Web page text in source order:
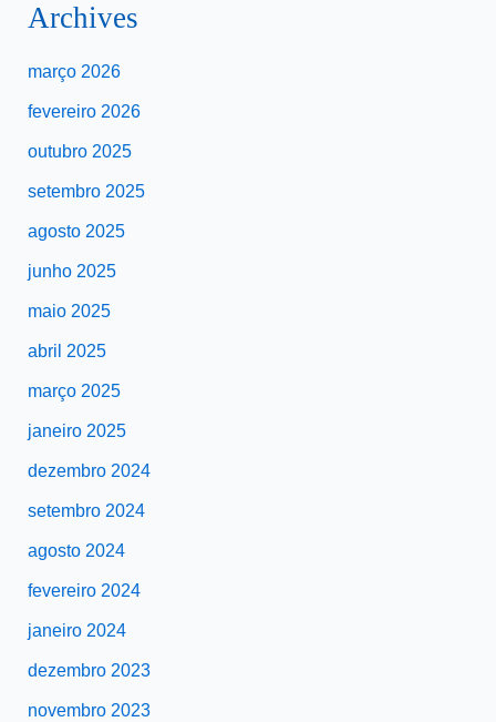
Archives
março 2026
fevereiro 2026
outubro 2025
setembro 2025
agosto 2025
junho 2025
maio 2025
abril 2025
março 2025
janeiro 2025
dezembro 2024
setembro 2024
agosto 2024
fevereiro 2024
janeiro 2024
dezembro 2023
novembro 2023